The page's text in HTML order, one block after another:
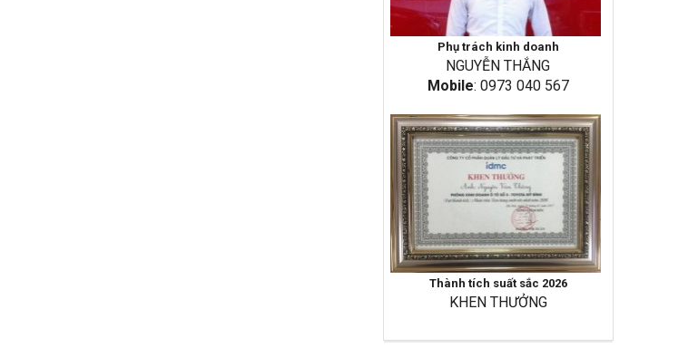
Phụ trách kinh doanh
NGUYỄN THẮNG
Mobile: 0973 040 567
Thành tích suất sắc 2026
KHEN THƯỞNG